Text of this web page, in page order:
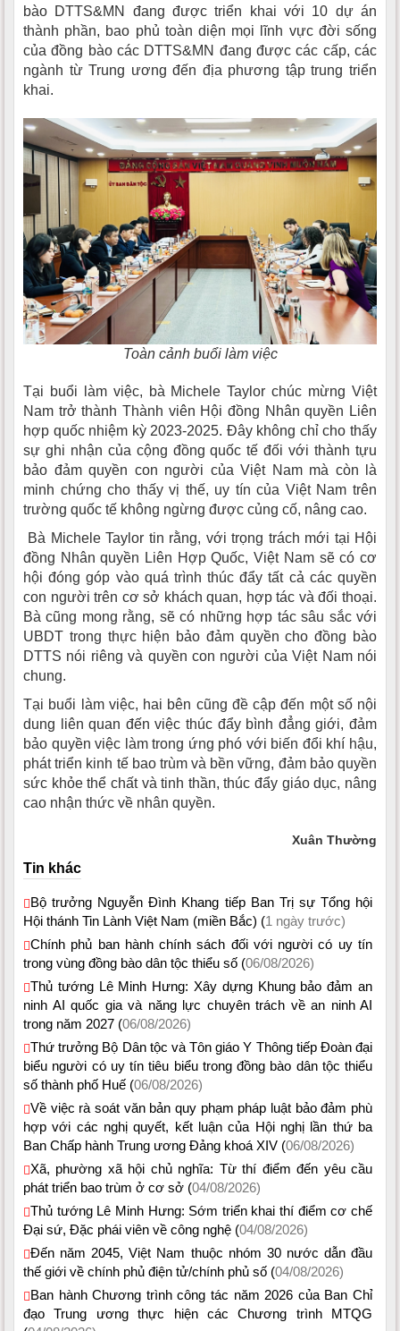
bào DTTS&MN đang được triển khai với 10 dự án
thành phần, bao phủ toàn diện mọi lĩnh vực đời sống
của đồng bào các DTTS&MN đang được các cấp, các
ngành từ Trung ương đến địa phương tập trung triển
khai.
Toàn cảnh buổi làm việc
Tại buổi làm việc, bà Michele Taylor chúc mừng Việt
Nam trở thành Thành viên Hội đồng Nhân quyền Liên
hợp quốc nhiệm kỳ 2023-2025. Đây không chỉ cho thấy
sự ghi nhận của cộng đồng quốc tế đối với thành tựu
bảo đảm quyền con người của Việt Nam mà còn là
minh chứng cho thấy vị thế, uy tín của Việt Nam trên
trường quốc tế không ngừng được củng cố, nâng cao.
Bà Michele Taylor tin rằng, với trọng trách mới tại Hội
đồng Nhân quyền Liên Hợp Quốc, Việt Nam sẽ có cơ
hội đóng góp vào quá trình thúc đẩy tất cả các quyền
con người trên cơ sở khách quan, hợp tác và đối thoại.
Bà cũng mong rằng, sẽ có những hợp tác sâu sắc với
UBDT trong thực hiện bảo đảm quyền cho đồng bào
DTTS nói riêng và quyền con người của Việt Nam nói
chung.
Tại buổi làm việc, hai bên cũng đề cập đến một số nội
dung liên quan đến việc thúc đẩy bình đẳng giới, đảm
bảo quyền việc làm trong ứng phó với biến đổi khí hậu,
phát triển kinh tế bao trùm và bền vững, đảm bảo quyền
sức khỏe thể chất và tinh thần, thúc đẩy giáo dục, nâng
cao nhận thức về nhân quyền.
Xuân Thường
Tin khác
Bộ trưởng Nguyễn Đình Khang tiếp Ban Trị sự Tổng hội
Hội thánh Tin Lành Việt Nam (miền Bắc) (1 ngày trước)
Chính phủ ban hành chính sách đối với người có uy tín
trong vùng đồng bào dân tộc thiểu số (06/08/2026)
Thủ tướng Lê Minh Hưng: Xây dựng Khung bảo đảm an
ninh AI quốc gia và năng lực chuyên trách về an ninh AI
trong năm 2027 (06/08/2026)
Thứ trưởng Bộ Dân tộc và Tôn giáo Y Thông tiếp Đoàn đại
biểu người có uy tín tiêu biểu trong đồng bào dân tộc thiểu
số thành phố Huế (06/08/2026)
Về việc rà soát văn bản quy phạm pháp luật bảo đảm phù
hợp với các nghị quyết, kết luận của Hội nghị lần thứ ba
Ban Chấp hành Trung ương Đảng khoá XIV (06/08/2026)
Xã, phường xã hội chủ nghĩa: Từ thí điểm đến yêu cầu
phát triển bao trùm ở cơ sở (04/08/2026)
Thủ tướng Lê Minh Hưng: Sớm triển khai thí điểm cơ chế
Đại sứ, Đặc phái viên về công nghệ (04/08/2026)
Đến năm 2045, Việt Nam thuộc nhóm 30 nước dẫn đầu
thế giới về chính phủ điện tử/chính phủ số (04/08/2026)
Ban hành Chương trình công tác năm 2026 của Ban Chỉ
đạo Trung ương thực hiện các Chương trình MTQG